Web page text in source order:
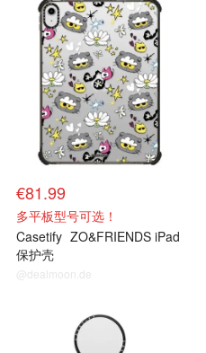
抢货直达
€81.99
多平板型号可选！
Casetify ZO&FRIENDS iPad
保护壳
@dealmoon.de